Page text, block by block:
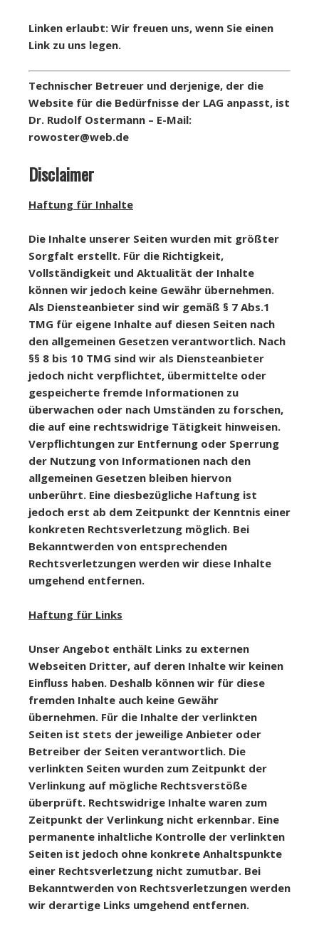
Linken erlaubt: Wir freuen uns, wenn Sie einen
Link zu uns legen.
Technischer Betreuer und derjenige, der die
Website für die Bedürfnisse der LAG anpasst, ist
Dr. Rudolf Ostermann – E-Mail:
rowoster@web.de
Disclaimer
Haftung für Inhalte
Die Inhalte unserer Seiten wurden mit größter
Sorgfalt erstellt. Für die Richtigkeit,
Vollständigkeit und Aktualität der Inhalte
können wir jedoch keine Gewähr übernehmen.
Als Diensteanbieter sind wir gemäß § 7 Abs.1
TMG für eigene Inhalte auf diesen Seiten nach
den allgemeinen Gesetzen verantwortlich. Nach
§§ 8 bis 10 TMG sind wir als Diensteanbieter
jedoch nicht verpflichtet, übermittelte oder
gespeicherte fremde Informationen zu
überwachen oder nach Umständen zu forschen,
die auf eine rechtswidrige Tätigkeit hinweisen.
Verpflichtungen zur Entfernung oder Sperrung
der Nutzung von Informationen nach den
allgemeinen Gesetzen bleiben hiervon
unberührt. Eine diesbezügliche Haftung ist
jedoch erst ab dem Zeitpunkt der Kenntnis einer
konkreten Rechtsverletzung möglich. Bei
Bekanntwerden von entsprechenden
Rechtsverletzungen werden wir diese Inhalte
umgehend entfernen.
Haftung für Links
Unser Angebot enthält Links zu externen
Webseiten Dritter, auf deren Inhalte wir keinen
Einfluss haben. Deshalb können wir für diese
fremden Inhalte auch keine Gewähr
übernehmen. Für die Inhalte der verlinkten
Seiten ist stets der jeweilige Anbieter oder
Betreiber der Seiten verantwortlich. Die
verlinkten Seiten wurden zum Zeitpunkt der
Verlinkung auf mögliche Rechtsverstöße
überprüft. Rechtswidrige Inhalte waren zum
Zeitpunkt der Verlinkung nicht erkennbar. Eine
permanente inhaltliche Kontrolle der verlinkten
Seiten ist jedoch ohne konkrete Anhaltspunkte
einer Rechtsverletzung nicht zumutbar. Bei
Bekanntwerden von Rechtsverletzungen werden
wir derartige Links umgehend entfernen.